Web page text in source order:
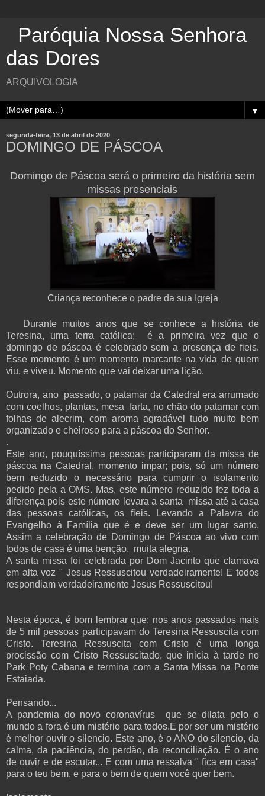
Paróquia Nossa Senhora
das Dores
ARQUIVOLOGIA
▼
segunda-feira, 13 de abril de 2020
DOMINGO DE PÁSCOA
Domingo de Páscoa será o primeiro da história sem
missas presenciais
Criança reconhece o padre da sua Igreja
Durante muitos anos que se conhece a história de
Teresina, uma terra católica; é a primeira vez que o
domingo de páscoa é celebrado sem a presença de fieis.
Esse momento é um momento marcante na vida de quem
viu, e viveu. Momento que vai deixar uma lição.
Outrora, ano passado, o patamar da Catedral era arrumado
com coelhos, plantas, mesa farta, no chão do patamar com
folhas de alecrim, com aroma agradável tudo muito bem
organizado e cheiroso para a páscoa do Senhor.
.
Este ano, pouquíssima pessoas participaram da missa de
páscoa na Catedral, momento impar; pois, só um número
bem reduzido o necessário para cumprir o isolamento
pedido pela a OMS. Mas, este número reduzido fez toda a
diferença pois este número levara a santa missa até a casa
das pessoas católicas, os fieis. Levando a Palavra do
Evangelho à Família que é e deve ser um lugar santo.
Assim a celebração de Domingo de Páscoa ao vivo com
todos de casa é uma benção, muita alegria.
A santa missa foi celebrada por Dom Jacinto que clamava
em alta voz " Jesus Ressuscitou verdadeiramente! E todos
respondiam verdadeiramente Jesus Ressuscitou!
Nesta época, é bom lembrar que: nos anos passados mais
de 5 mil pessoas participavam do Teresina Ressuscita com
Cristo. Teresina Ressuscita com Cristo é uma longa
procissão com Cristo Ressuscitado, que inicia à tarde no
Park Poty Cabana e termina com a Santa Missa na Ponte
Estaiada.
Pensando...
A pandemia do novo coronavírus que se dilata pelo o
mundo a fora é um mistério para todos.E por ser um mistério
é melhor ouvir o silencio. Este ano, é o ANO do silencio, da
calma, da paciência, do perdão, da reconciliação. É o ano
de ouvir e de escutar... E com uma ressalva " fica em casa"
para o teu bem, e para o bem de quem você quer bem.